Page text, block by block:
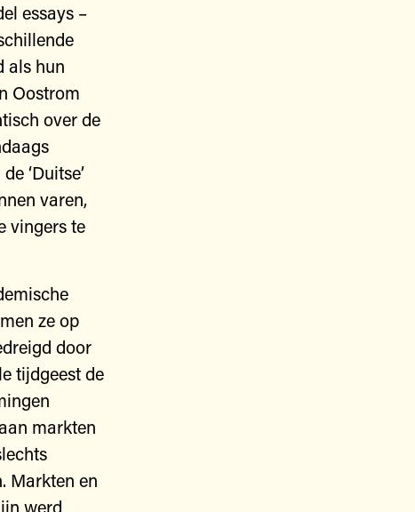
essays –
als hun
Oostrom
over de
‘Duitse’
varen,
vingers te
ze op
door
tijdgeest de
markten
Markten en
werd